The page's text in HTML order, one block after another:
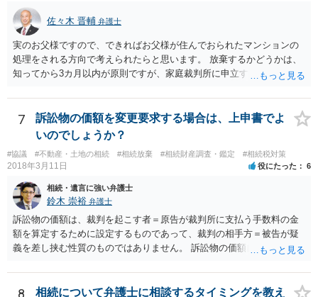
佐々木 晋輔 弁護士
実のお父様ですので、できればお父様が住んでおられたマンションの
処理をされる方向で考えられたらと思います。 放棄するかどうかは、
知ってから3カ月以内が原則ですが、家庭裁判所に申立すれば3カ月の
放棄するかどうか決めることができます。 銀行やサラ金が数年も放置
することはありませんので、数年後に借金が発見される可能性はほぼ
ありません。 なお、私が扱った相続放棄を検討していた案件で、期間
伸長して調査したところ、サラ金に対する過払金など相当な財産が見
つかったため相続したという事例がありました。
7
訴訟物の価額を変更要求する場合は、上申書でよ
いのでしょうか？
#協議 #不動産・土地の相続 #相続放棄 #相続財産調査・鑑定 #相続税対策
2018年3月11日 役にたった 6
相続・遺言に強い弁護士
鈴木 崇裕 弁護士
訴訟物の価額は、裁判を起こす者＝原告が裁判所に支払う手数料の金
額を算定するために設定するものであって、裁判の相手方＝被告が疑
義を差し挟む性質のものではありません。 訴訟物の価額自体が裁判の
したとしても、変更されることはありません。
8
相続について弁護士に相談するタイミングを教え